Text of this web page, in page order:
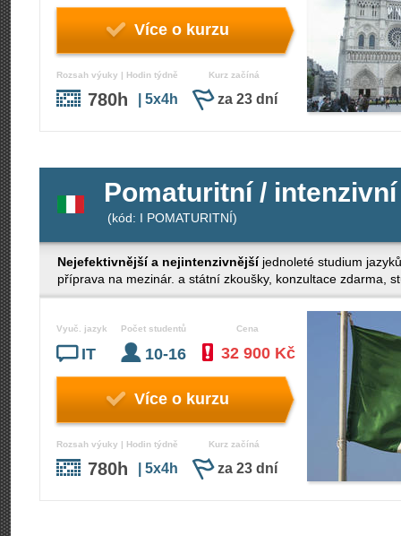
Více o kurzu
Rozsah výuky | Hodin týdně
780h | 5x4h
Kurz začíná
za 23 dní
Pomaturitní /
(kód: I POMATURITNÍ)
Nejefektivnější a nejintenzivnějšíjednoleté studium
příprava na mezinár. a státní zkoušky, konzultace zdarma,
Vyuč. jazyk
IT
Počet studentů
10-16
Cena
32 900 Kč
Více o kurzu
Rozsah výuky | Hodin týdně
780h | 5x4h
Kurz začíná
za 23 dní